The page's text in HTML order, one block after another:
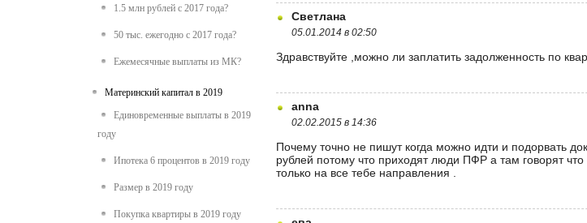
1.5 млн рублей с 2017 года?
50 тыс. ежегодно с 2017 года?
Ежемесячные выплаты из МК?
Материнский капитал в 2019
Единовременные выплаты в 2019
году
Ипотека 6 процентов в 2019 году
Размер в 2019 году
Покупка квартиры в 2019 году
Светлана
05.01.2014 в 02:50
Здравствуйте ,можно ли заплатить задолженность по
anna
02.02.2015 в 14:36
Почему точно не пишут когда можно идти и подорвать
рублей потому что приходят люди ПФР а там говорят
только на все тебе направления .